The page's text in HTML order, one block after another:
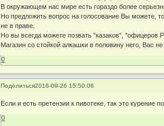
В окружающем нас мире есть гораздо более
Но предложить вопрос на голосование Вы можете,
не в праве.
Но вы всегда можете позвать "казаков", "офицеров
Магазин со стойкой алкашки в половину него, Вас
0
Поделиться2016-09-26 15:50:06
Если и есть претензии к пивотеке, так это курение
0